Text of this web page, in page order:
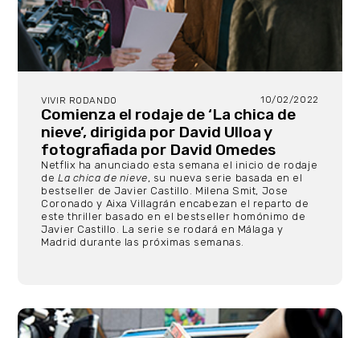
VIVIR RODANDO 10/02/2022
Comienza el rodaje de ‘La chica de
nieve’, dirigida por David Ulloa y
fotografiada por David Omedes
Netflix ha anunciado esta semana el inicio de rodaje
de La chica de nieve, su nueva serie basada en el
bestseller de Javier Castillo. Milena Smit, Jose
Coronado y Aixa Villagrán encabezan el reparto de
este thriller basado en el bestseller homónimo de
Javier Castillo. La serie se rodará en Málaga y
Madrid durante las próximas semanas.